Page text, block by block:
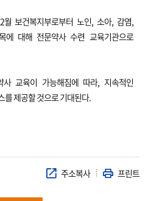
보건복지부로부터 노인, 소아, 감염,
대해 전문약사 수련 교육기관으로
교육이 가능해짐에 따라, 지속적인
를 제공할 것으로 기대된다.
주소복사 프린트